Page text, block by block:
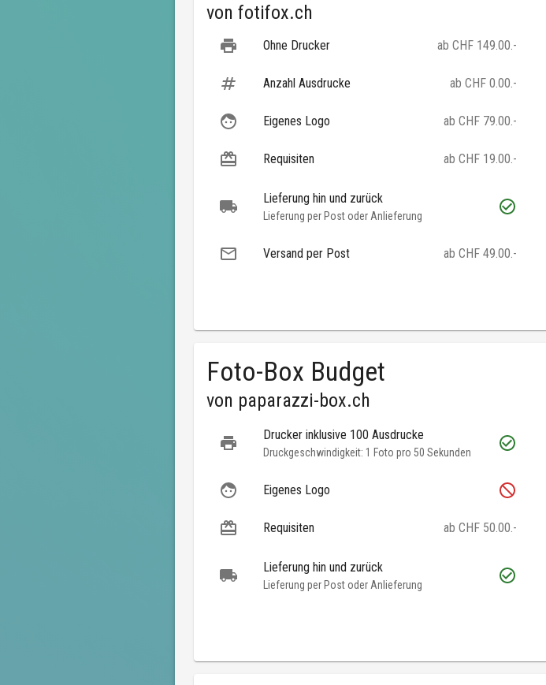
von fotifox.ch
Ohne Drucker ab CHF 149.00.-
Anzahl Ausdrucke ab CHF 0.00.-
Eigenes Logo ab CHF 79.00.-
Requisiten ab CHF 19.00.-
Lieferung hin und zurück
Lieferung per Post oder Anlieferung
Versand per Post ab CHF 49.00.-
Foto-Box Budget
von paparazzi-box.ch
Drucker inklusive 100 Ausdrucke
Druckgeschwindigkeit: 1 Foto pro 50 Sekunden
Eigenes Logo
Requisiten ab CHF 50.00.-
Lieferung hin und zurück
Lieferung per Post oder Anlieferung